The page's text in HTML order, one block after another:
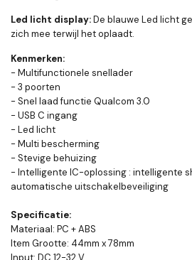
Led licht display:De blauwe Led licht
zich mee terwijl het oplaadt.
Kenmerken:
- Multifunctionele snellader
- 3 poorten
- Snel laad functie Qualcom 3.0
- USB C ingang
- Led licht
- Multi bescherming
- Stevige behuizing
- Intelligente IC-oplossing : intelligente
automatische uitschakelbeveiliging
Specificatie:
Materiaal: PC + ABS
Item Grootte: 44mm x 78mm